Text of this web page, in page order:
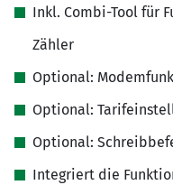
Inkl. Combi-Tool für
Zähler
Optional:
Optional:
Optional:
Integriert die